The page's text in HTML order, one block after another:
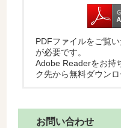
PDFファイルをご覧
が必要です。
Adobe Readerをお持
ク先から無料ダウンロ
お問い合わせ